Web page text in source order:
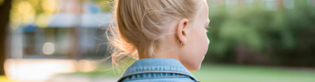
4,8 (sur la base de +15 000 avis)
Nos cadeaux sont appréciés. Les clients nous attribuent